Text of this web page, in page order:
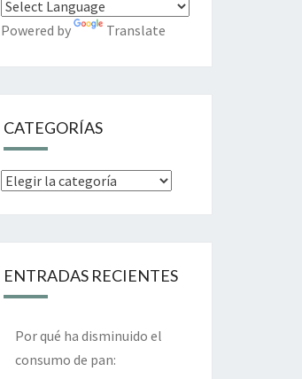
Powered by Translate
CATEGORÍAS
Categorías
ENTRADAS RECIENTES
Por qué ha disminuido el
consumo de pan: